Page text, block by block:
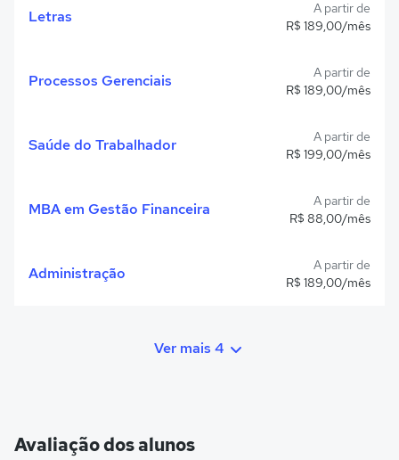
Letras
A partir de
R$ 189,00/mês
Processos Gerenciais
A partir de
R$ 189,00/mês
Saúde do Trabalhador
A partir de
R$ 199,00/mês
MBA em Gestão Financeira
A partir de
R$ 88,00/mês
Administração
A partir de
R$ 189,00/mês
Ver mais 4
Avaliação dos alunos